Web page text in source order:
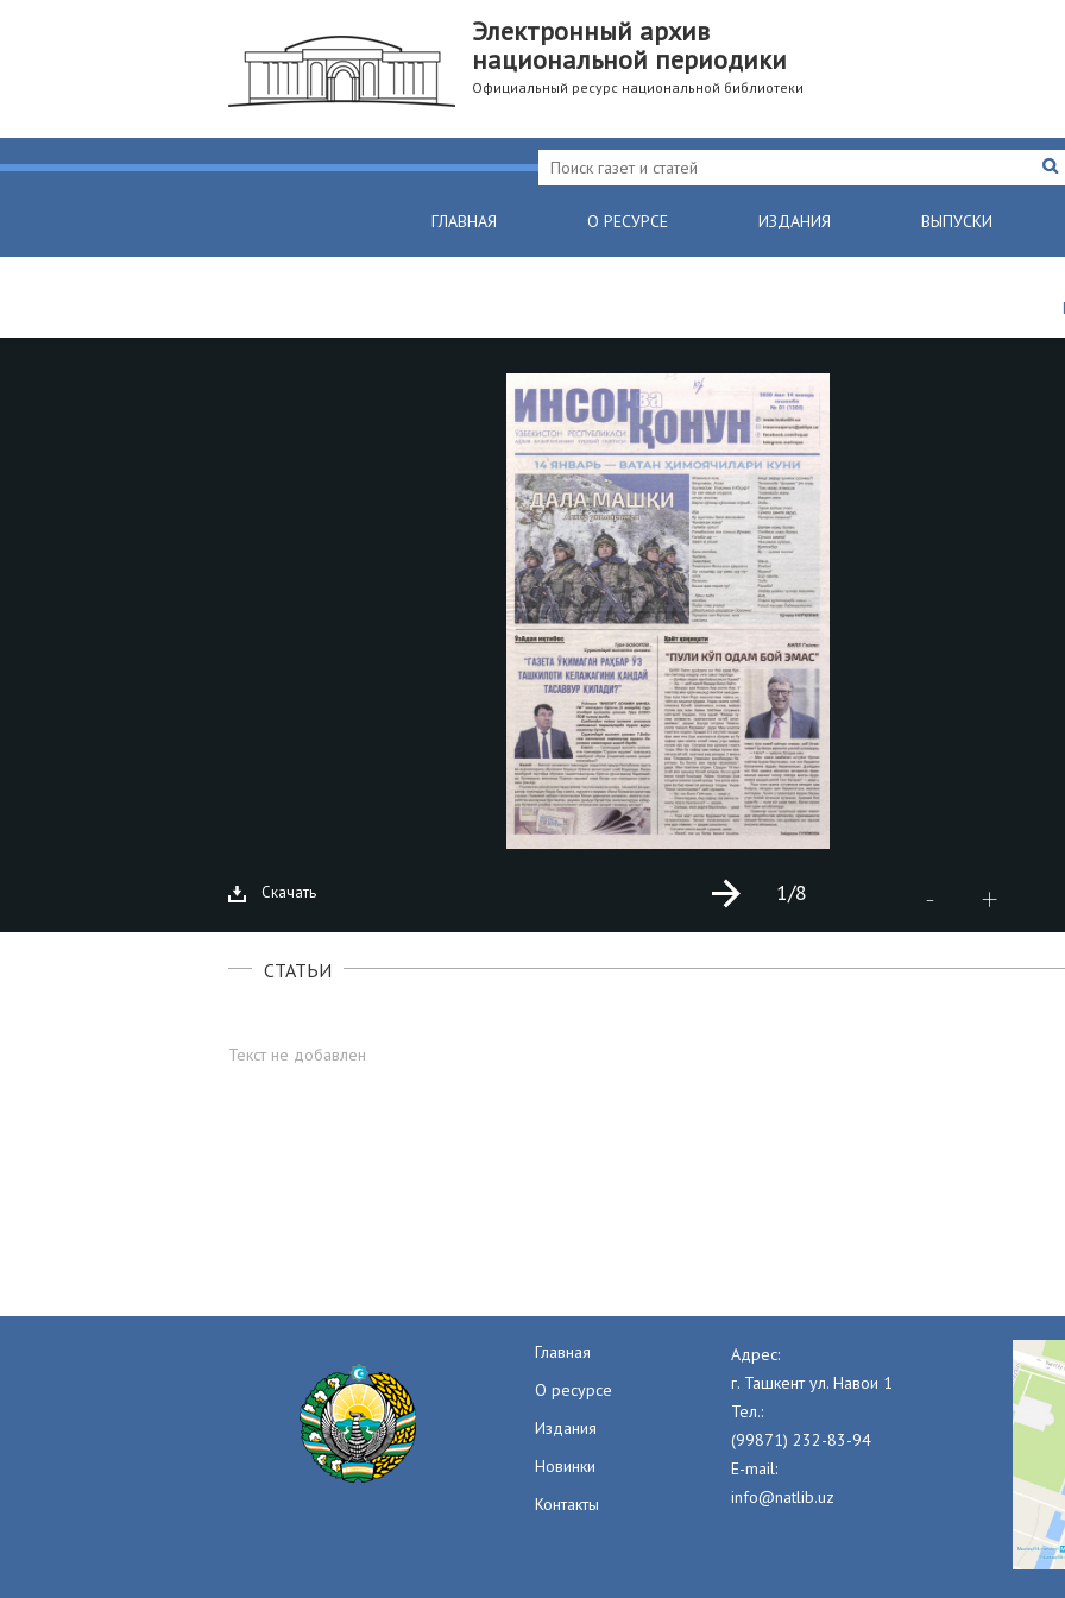
Электронный архив
национальной периодики
Официальный ресурс национальной библиотеки
ГЛАВНАЯ О РЕСУРСЕ ИЗДАНИЯ ВЫПУСКИ
Скачать - +
1/8
СТАТЬИ
Текст не добавлен
Главная
О ресурсе
Издания
Новинки
Контакты
Адрес:
г. Ташкент ул. Навои 1
Тел.:
(99871) 232-83-94
E-mail:
info@natlib.uz